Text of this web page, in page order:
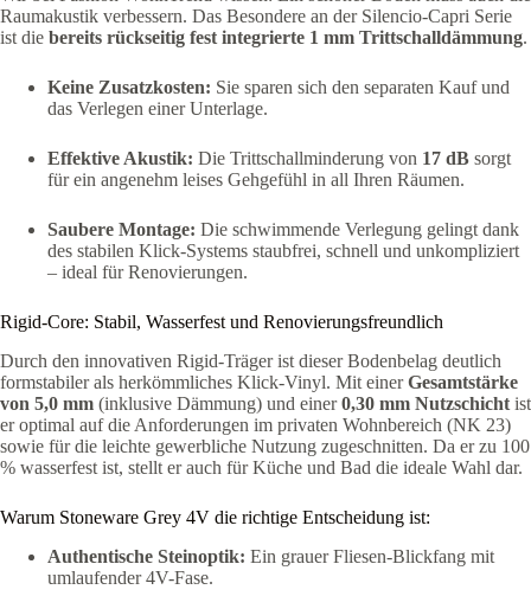
Raumakustik verbessern. Das Besondere an der Silencio-Capri Serie
ist die bereits rückseitig fest integrierte 1 mm Trittschalldämmung.
Keine Zusatzkosten: Sie sparen sich den separaten Kauf und
das Verlegen einer Unterlage.
Effektive Akustik: Die Trittschallminderung von 17 dB sorgt
für ein angenehm leises Gehgefühl in all Ihren Räumen.
Saubere Montage: Die schwimmende Verlegung gelingt dank
des stabilen Klick-Systems staubfrei, schnell und unkompliziert
– ideal für Renovierungen.
Rigid-Core: Stabil, Wasserfest und Renovierungsfreundlich
Durch den innovativen Rigid-Träger ist dieser Bodenbelag deutlich
formstabiler als herkömmliches Klick-Vinyl. Mit einerGesamtstärke
von 5,0 mm (inklusive Dämmung) und einer0,30 mm Nutzschicht ist
er optimal auf die Anforderungen im privaten Wohnbereich (NK 23)
sowie für die leichte gewerbliche Nutzung zugeschnitten. Da er zu 100
% wasserfest ist, stellt er auch für Küche und Bad die ideale Wahl dar.
Warum Stoneware Grey 4V die richtige Entscheidung ist:
Authentische Steinoptik: Ein grauer Fliesen-Blickfang mit
umlaufender 4V-Fase.